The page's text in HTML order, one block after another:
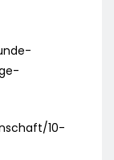
10-